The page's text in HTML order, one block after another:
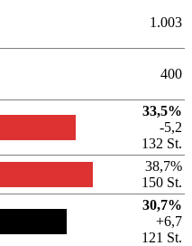
1.003
400
33,5%
-5,2
132 St.
38,7%
150 St.
30,7%
+6,7
121 St.